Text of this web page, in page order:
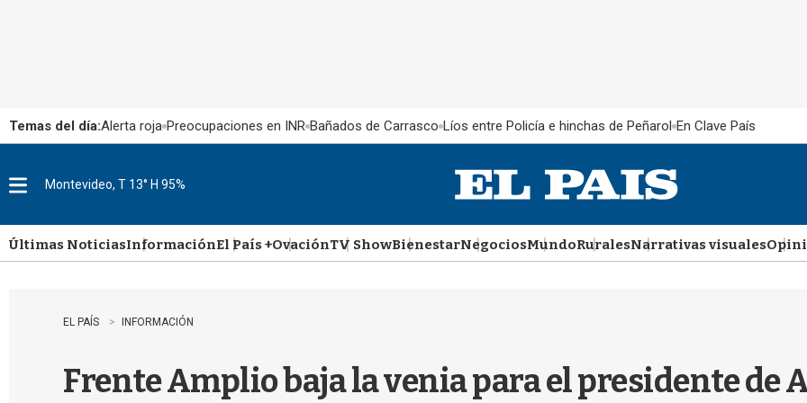
Temas del día:Alerta roja Preocupaciones en INR Bañados de Carrasco Líos entre Policía e hinchas de Peñarol En Clave País
u
Montevideo, T 13° H 95%
Últimas NoticiasInformaciónEl País +OvaciónTV ShowBienestarNegociosMundoRuralesNarrativas visuales
EL PAÍS INFORMACIÓN
Frente Amplio baja la venia para el presidente de